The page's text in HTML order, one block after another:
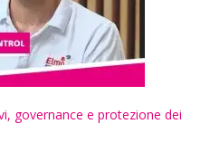
governance e protezione dei